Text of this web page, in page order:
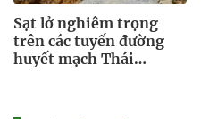
Sạt lở nghiêm trọng
trên các tuyến đường
huyết mạch Thái